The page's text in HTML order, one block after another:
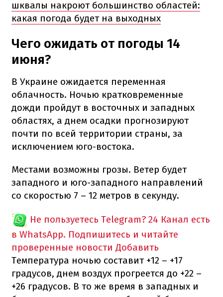
шквалы накроют большинство областей:
какая погода будет на выходных
Чего ожидать от погоды 14
июня?
В Украине ожидается переменная
облачность. Ночью кратковременные
дожди пройдут в восточных и западных
областях, а днем осадки прогнозируют
почти по всей территории страны, за
исключением юго-востока.
Местами возможны грозы. Ветер будет
западного и юго-западного направлений
со скоростью 7 – 12 метров в секунду.
Не пользуетесь Telegram? 24 Канал есть
в WhatsApp. Подпишитесь и читайте
проверенные новости Добавить
Температура ночью составит +12 – +17
градусов, днем воздух прогреется до +22 –
+26 градусов. В то же время в западных и